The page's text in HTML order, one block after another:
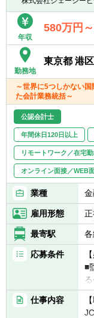
■
■
【
■
【
年収
580万円
勤務地
東京都 港
～世界に5つしかない
た会計業務統括～
公認会計士
年間休日120日以上
リモートワーク／在宅勤
オンライン面接／WEB
業種
雇用形態 正
最寄駅
応募条件
■
■
仕事内容